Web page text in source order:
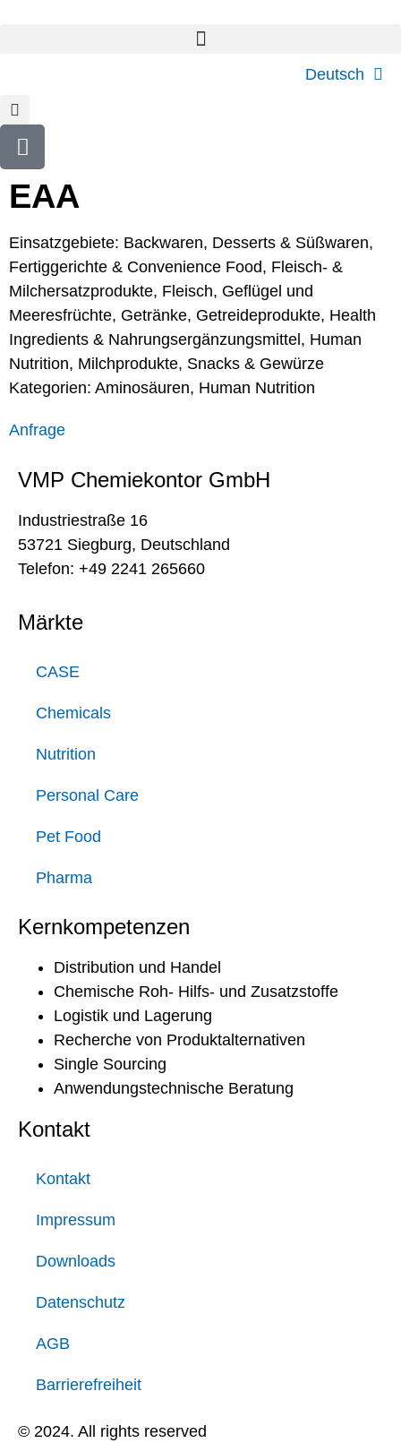
Deutsch
EAA
Einsatzgebiete: Backwaren, Desserts & Süßwaren,
Fertiggerichte & Convenience Food, Fleisch- &
Milchersatzprodukte, Fleisch, Geflügel und
Meeresfrüchte, Getränke, Getreideprodukte, Health
Ingredients & Nahrungsergänzungsmittel , Human
Nutrition, Milchprodukte, Snacks & Gewürze
Kategorien: Aminosäuren, Human Nutrition
Anfrage
VMP Chemiekontor GmbH
Industriestraße 16
53721 Siegburg, Deutschland
Telefon: +49 2241 265660
Märkte
CASE
Chemicals
Nutrition
Personal Care
Pet Food
Pharma
Kernkompetenzen
Distribution und Handel
Chemische Roh- Hilfs- und Zusatzstoffe
Logistik und Lagerung
Recherche von Produktalternativen
Single Sourcing
Anwendungstechnische Beratung
Kontakt
Kontakt
Impressum
Downloads
Datenschutz
AGB
Barrierefreiheit
© 2024. All rights reserved